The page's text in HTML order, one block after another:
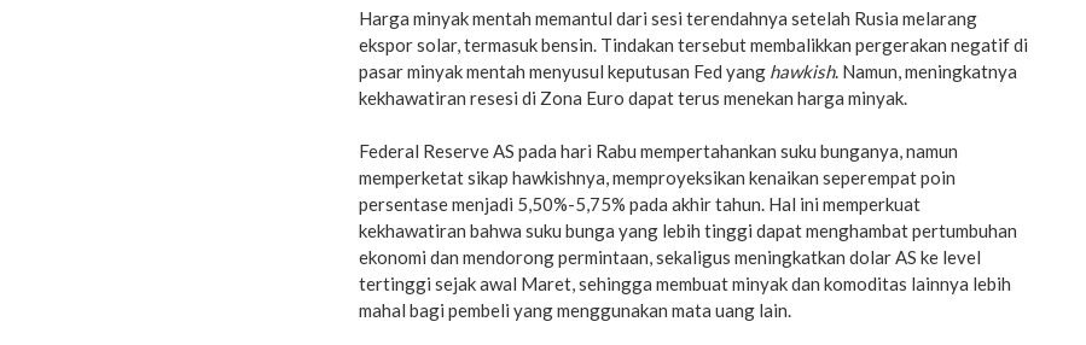
Harga minyak mentah memantul dari sesi terendahnya setelah Rusia melarang
ekspor solar, termasuk bensin. Tindakan tersebut membalikkan pergerakan negatif di
pasar minyak mentah menyusul keputusan Fed yang hawkish. Namun, meningkatnya
kekhawatiran resesi di Zona Euro dapat terus menekan harga minyak.
Federal Reserve AS pada hari Rabu mempertahankan suku bunganya, namun
memperketat sikap hawkishnya, memproyeksikan kenaikan seperempat poin
persentase menjadi 5,50%-5,75% pada akhir tahun. Hal ini memperkuat
kekhawatiran bahwa suku bunga yang lebih tinggi dapat menghambat pertumbuhan
ekonomi dan mendorong permintaan, sekaligus meningkatkan dolar AS ke level
tertinggi sejak awal Maret, sehingga membuat minyak dan komoditas lainnya lebih
mahal bagi pembeli yang menggunakan mata uang lain.